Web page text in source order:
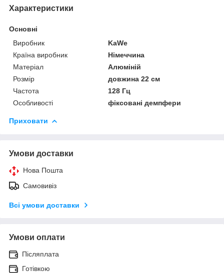
Характеристики
Основні
Виробник
KaWe
Країна виробник
Німеччина
Матеріал
Алюміній
Розмір
довжина 22 см
Частота
128 Гц
Особливості
фіксовані демпфери
Приховати
Умови доставки
Нова Пошта
Самовивіз
Всі умови доставки
Умови оплати
Післяплата
Готівкою